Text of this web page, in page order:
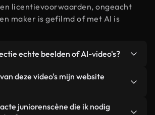
licentievoorwaarden, ongeacht
maker is gefilmd of met AI is
echte beelden of AI-video's?
hybride bibliotheek die bestaat
gefilmde beelden van
is duidelijk gelabeld, zodat je
deze video's mijn website
geoptimaliseerde versies
juniorenscène die ik nodig